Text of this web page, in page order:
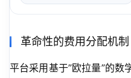
革命性的费用分配机制
平台采用基于”欧拉量”的数